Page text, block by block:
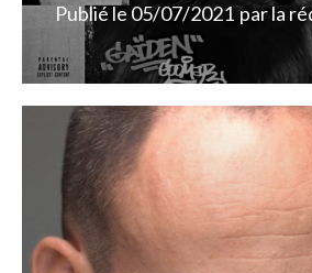
Publié le05/07/2021 parla